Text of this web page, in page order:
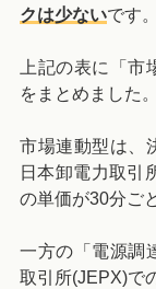
クは少ないです。
上記の表に「
をまとめました。
市場連動型は、
日本卸電力取引
の単価が30分ご
一方の「電源調
取引所(JEPX)で